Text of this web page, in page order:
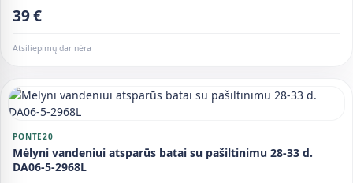
39 €
Atsiliepimų dar nėra
PONTE20
Mėlyni vandeniui atsparūs batai su pašiltinimu 28-33 d.
DA06-5-2968L